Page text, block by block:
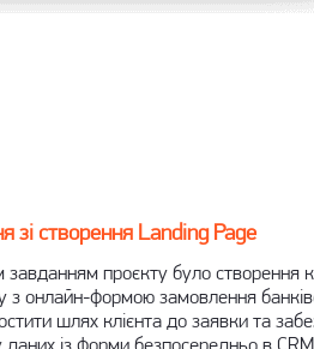
зі створення Landing Page
завданням проєкту було створення
з онлайн-формою замовлення
шлях клієнта до заявки та